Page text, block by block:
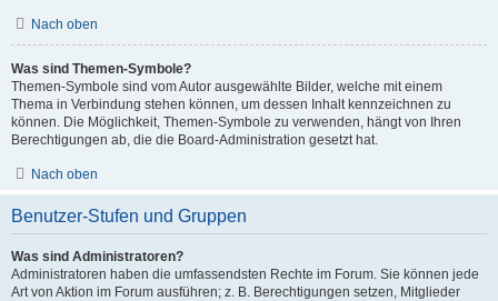
Nach oben
Was sind Themen-Symbole?
Themen-Symbole sind vom Autor ausgewählte Bilder, welche mit einem
Thema in Verbindung stehen können, um dessen Inhalt kennzeichnen zu
können. Die Möglichkeit, Themen-Symbole zu verwenden, hängt von Ihren
Berechtigungen ab, die die Board-Administration gesetzt hat.
Nach oben
Benutzer-Stufen und Gruppen
Was sind Administratoren?
Administratoren haben die umfassendsten Rechte im Forum. Sie können jede
Art von Aktion im Forum ausführen; z. B. Berechtigungen setzen, Mitglieder